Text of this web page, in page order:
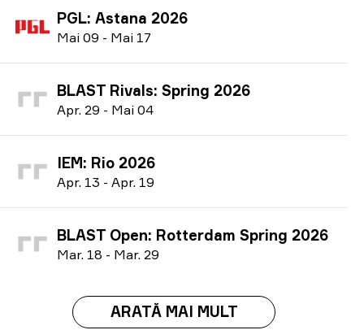
PGL: Astana 2026
Mai 09 - Mai 17
BLAST Rivals: Spring 2026
Apr. 29 - Mai 04
IEM: Rio 2026
Apr. 13 - Apr. 19
BLAST Open: Rotterdam Spring 2026
Mar. 18 - Mar. 29
ARATĂ MAI MULT